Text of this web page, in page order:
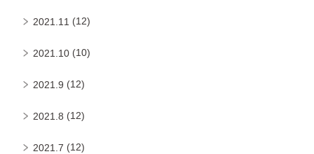
2021.11 (12)
2021.10 (10)
2021.9 (12)
2021.8 (12)
2021.7 (12)